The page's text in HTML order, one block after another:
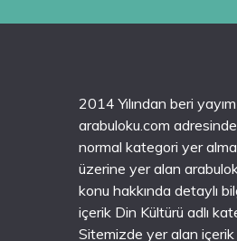
2014 Yılından beri
arabuloku.com
normal kategori yer
üzerine yer alan
konu hakkında detaylı
içerik Din Kültürü adlı
Sitemizde yer alan içerik